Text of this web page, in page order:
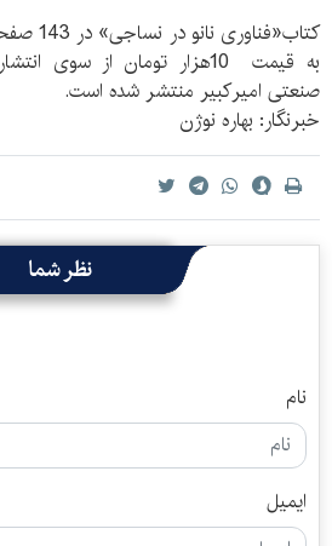
به قیمت 10هزار تومان از سوی
صنعتی امیرکبیر منتشر شده است.
خبرنگار: بهاره نوژن
نظر شما
نام
ایمیل